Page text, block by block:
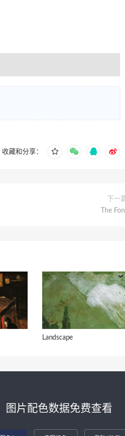
收藏和分享：
下一
The
Landscape
图片配色数据免费查看